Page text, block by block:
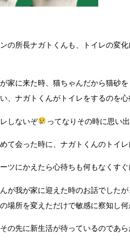
の所長ナガトくんも、トイレの変
家に来た時、猫ちゃんだから猫砂
、ナガトくんがトイレをするのを心
しないぞ ってなりその時に思い
て会った時に、ナガトくんのトイ
ツにかえたら心待ちも何もなくす
が我が家に迎えた時のお話でした
場所を変えただけで敏感に察知し
の先に新生活が待っているのであ